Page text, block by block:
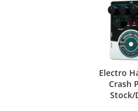
Electro
Crash
Stock/